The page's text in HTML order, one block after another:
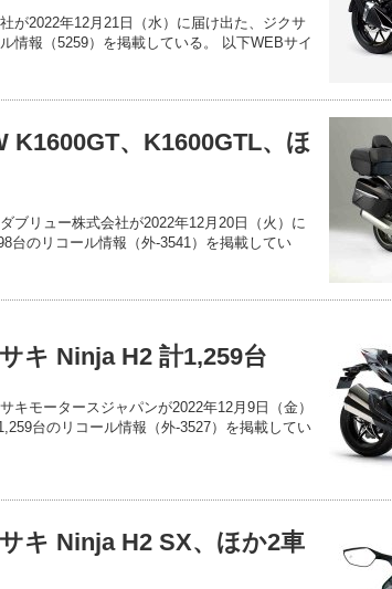
が2022年12月21日（水）に届け出た、ジクサ
情報（5259）を掲載している。 以下WEBサイ
K1600GT、K1600GTL、ほ
ブリュー株式会社が2022年12月20日（火）に
台のリコール情報（外-3541）を掲載してい
キ Ninja H2 計1,259台
キモータースジャパンが2022年12月9日（金）
台のリコール情報（外-3527）を掲載してい
キ Ninja H2 SX、ほか2車